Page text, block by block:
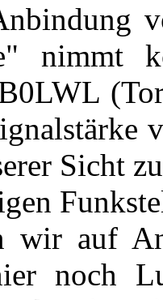
nimmt
Sicht
wir auf
noch